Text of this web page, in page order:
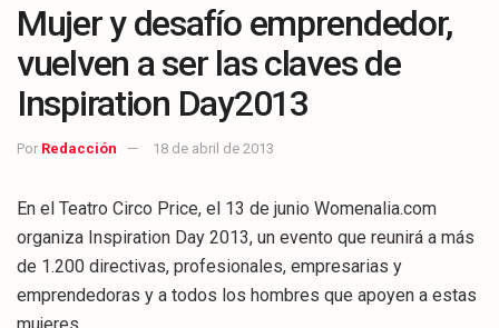
Mujer y desafío emprendedor,
vuelven a ser las claves de
Inspiration Day2013
Por Redacción 18 de abril de 2013
En el Teatro Circo Price, el 13 de junio Womenalia.com
organiza Inspiration Day 2013, un evento que reunirá a más
de 1.200 directivas, profesionales, empresarias y
emprendedoras y a todos los hombres que apoyen a estas